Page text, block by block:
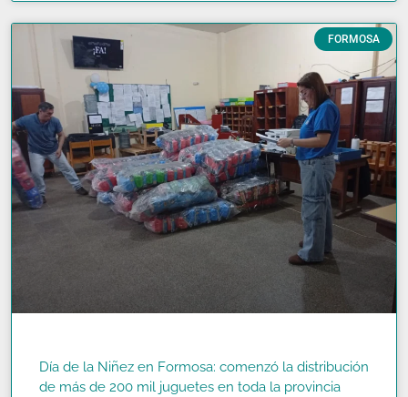
FORMOSA
Día de la Niñez en Formosa: comenzó la distribución
de más de 200 mil juguetes en toda la provincia